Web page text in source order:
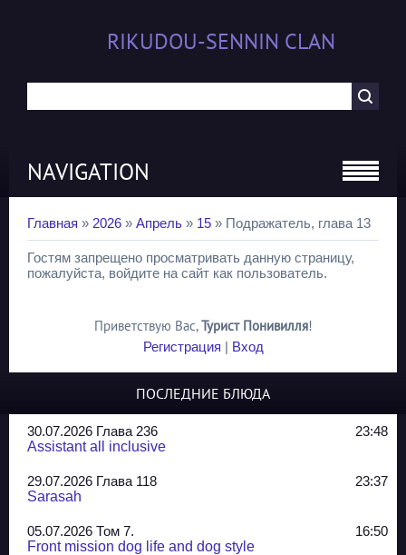
RIKUDOU-SENNIN CLAN
NAVIGATION
Главная » 2026 » Апрель » 15 » Подражатель, глава 13
Гостям запрещено просматривать данную страницу,
пожалуйста, войдите на сайт как пользователь.
Приветствую Вас,Турист Понивилля!
Регистрация | Вход
ПОСЛЕДНИЕ БЛЮДА
30.07.2026 Глава 236
23:48
Assistant all inclusive
29.07.2026 Глава 118
23:37
Sarasah
05.07.2026 Том 7.
16:50
Front mission dog life and dog style